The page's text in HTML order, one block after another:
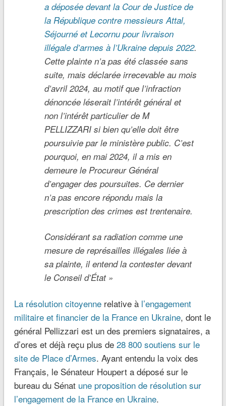
a déposée devant la Cour de Justice de
la République contre messieurs Attal,
Séjourné et Lecornu pour livraison
illégale d’armes à l’Ukraine depuis 2022.
Cette plainte n’a pas été classée sans
suite, mais déclarée irrecevable au mois
d’avril 2024, au motif que l’infraction
dénoncée léserait l’intérêt général et
non l’intérêt particulier de M
PELLIZZARI si bien qu’elle doit être
poursuivie par le ministère public. C’est
pourquoi, en mai 2024, il a mis en
demeure le Procureur Général
d’engager des poursuites. Ce dernier
n’a pas encore répondu mais la
prescription des crimes est trentenaire.
Considérant sa radiation comme une
mesure de représailles illégales liée à
sa plainte, il entend la contester devant
le Conseil d’État »
La résolution citoyennerelative à l’engagement
militaire et financier de la France en Ukraine, dont le
général Pellizzari est un des premiers signataires, a
d’ores et déjà reçu plus de 28 800 soutiens sur le
site de Place d’Armes. Ayant entendu la voix des
Français, le Sénateur Houpert a déposé sur le
bureau du Sénat une proposition de résolution sur
l’engagement de la France en Ukraine.